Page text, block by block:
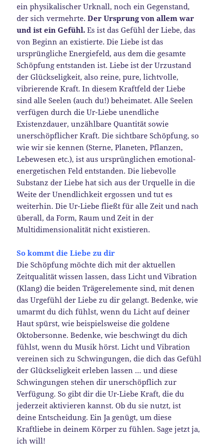
ein physikalischer Urknall, noch ein Gegenstand,
der sich vermehrte.Der Ursprung von allem war
und ist ein Gefühl. Es ist das Gefühl der Liebe, das
von Beginn an existierte. Die Liebe ist das
ursprüngliche Energiefeld, aus dem die gesamte
Schöpfung entstanden ist. Liebe ist der Urzustand
der Glückseligkeit, also reine, pure, lichtvolle,
vibrierende Kraft. In diesem Kraftfeld der Liebe
sind alle Seelen (auch du!) beheimatet. Alle Seelen
verfügen durch die Ur-Liebe unendliche
Existenzdauer, unzählbare Quantität sowie
unerschöpflicher Kraft. Die sichtbare Schöpfung, so
wie wir sie kennen (Sterne, Planeten, Pflanzen,
Lebewesen etc.), ist aus ursprünglichen emotional-
energetischen Feld entstanden. Die liebevolle
Substanz der Liebe hat sich aus der Urquelle in die
Weite der Unendlichkeit ergossen und tut es
weiterhin. Die Ur-Liebe fließt für alle Zeit und nach
überall, da Form, Raum und Zeit in der
Multidimensionalität nicht existieren.
So kommt die Liebe zu dir
Die Schöpfung möchte dich mit der aktuellen
Zeitqualität wissen lassen, dass Licht und Vibration
(Klang) die beiden Trägerelemente sind, mit denen
das Urgefühl der Liebe zu dir gelangt. Bedenke, wie
umarmt du dich fühlst, wenn du Licht auf deiner
Haut spürst, wie beispielsweise die goldene
Oktobersonne. Bedenke, wie beschwingt du dich
fühlst, wenn du Musik hörst. Licht und Vibration
vereinen sich zu Schwingungen, die dich das Gefühl
der Glückseligkeit erleben lassen … und diese
Schwingungen stehen dir unerschöpflich zur
Verfügung. So gibt dir die Ur-Liebe Kraft, die du
jederzeit aktivieren kannst. Ob du sie nutzt, ist
deine Entscheidung. Ein Ja genügt, um diese
Kraftliebe in deinem Körper zu fühlen. Sage jetzt ja,
ich will!